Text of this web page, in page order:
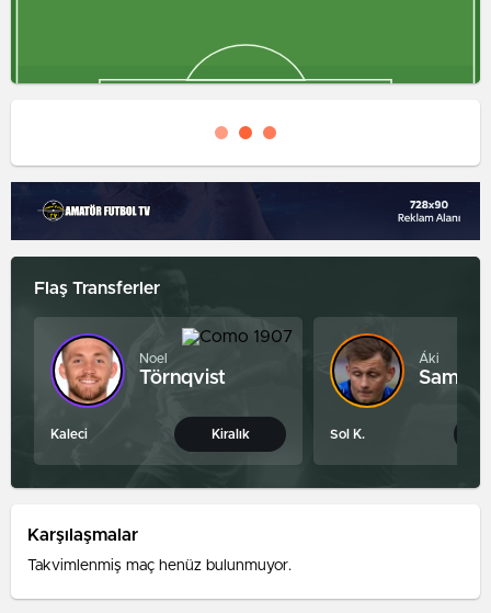
Flaş Transferler
Noel
Törnqvist
Kaleci Kiralık
Áki
Sol K.
Karşılaşmalar
Takvimlenmiş maç henüz bulunmuyor.